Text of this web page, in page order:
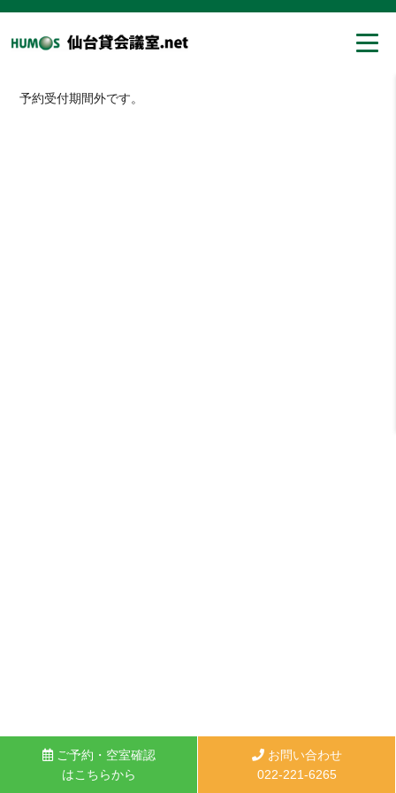
ご予約・空室確認
はこちらから
お問い合わせ
022-221-6265
予約受付期間外です。